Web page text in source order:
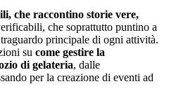
che raccontino storie vere,
che soprattutto puntino a
principale di ogni attività.
su come gestire la
di gelateria, dalle
per la creazione di eventi ad